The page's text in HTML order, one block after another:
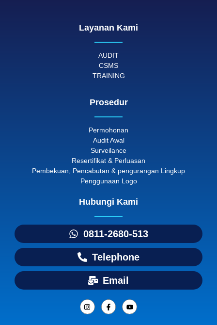
Layanan Kami
AUDIT
CSMS
TRAINING
Prosedur
Permohonan
Audit Awal
Surveilance
Resertifikat & Perluasan
Pembekuan, Pencabutan & pengurangan Lingkup
Penggunaan Logo
Hubungi Kami
0811-2680-513
Telephone
Email
I
n
s
F
a
c
Y
o
u